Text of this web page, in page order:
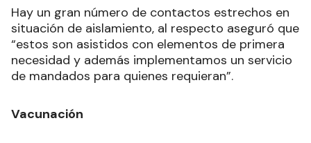
Hay un gran número de contactos estrechos en
situación de aislamiento, al respecto aseguró que
“estos son asistidos con elementos de primera
necesidad y además implementamos un servicio
de mandados para quienes requieran”.
Vacunación